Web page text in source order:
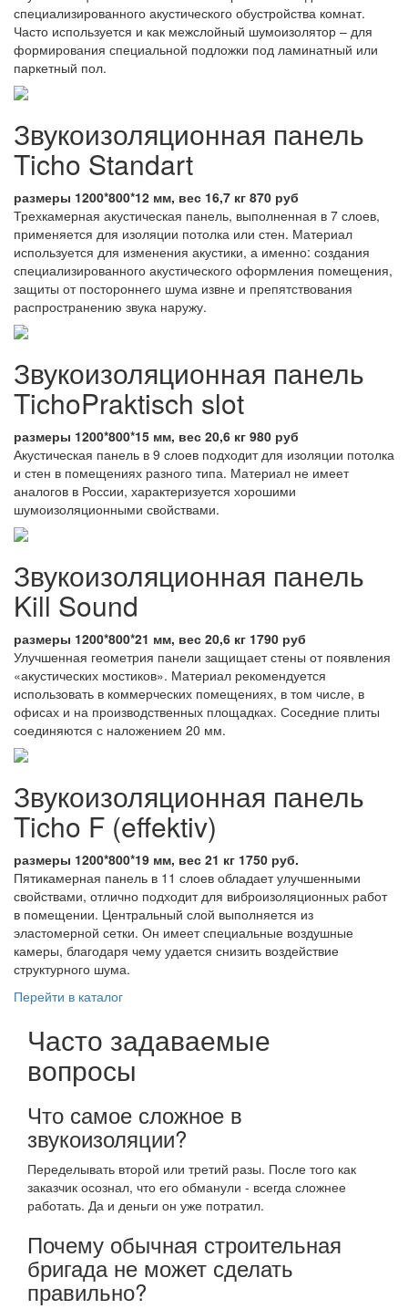
специализированного акустического обустройства комнат.
Часто используется и как межслойный шумоизолятор – для
формирования специальной подложки под ламинатный или
паркетный пол.
Звукоизоляционная панель
Ticho Standart
размеры 1200*800*12 мм, вес 16,7 кг 870 руб
Трехкамерная акустическая панель, выполненная в 7 слоев,
применяется для изоляции потолка или стен. Материал
используется для изменения акустики, а именно: создания
специализированного акустического оформления помещения,
защиты от постороннего шума извне и препятствования
распространению звука наружу.
Звукоизоляционная панель
TichoPraktisch slot
размеры 1200*800*15 мм, вес 20,6 кг 980 руб
Акустическая панель в 9 слоев подходит для изоляции потолка
и стен в помещениях разного типа. Материал не имеет
аналогов в России, характеризуется хорошими
шумоизоляционными свойствами.
Звукоизоляционная панель
Kill Sound
размеры 1200*800*21 мм, вес 20,6 кг 1790 руб
Улучшенная геометрия панели защищает стены от появления
«акустических мостиков». Материал рекомендуется
использовать в коммерческих помещениях, в том числе, в
офисах и на производственных площадках. Соседние плиты
соединяются с наложением 20 мм.
Звукоизоляционная панель
Ticho F (effektiv)
размеры 1200*800*19 мм, вес 21 кг 1750 руб.
Пятикамерная панель в 11 слоев обладает улучшенными
свойствами, отлично подходит для виброизоляционных работ
в помещении. Центральный слой выполняется из
эластомерной сетки. Он имеет специальные воздушные
камеры, благодаря чему удается снизить воздействие
структурного шума.
Перейти в каталог
Часто задаваемые
вопросы
Что самое сложное в
звукоизоляции?
Переделывать второй или третий разы. После того как
заказчик осознал, что его обманули - всегда сложнее
работать. Да и деньги он уже потратил.
Почему обычная строительная
бригада не может сделать
правильно?